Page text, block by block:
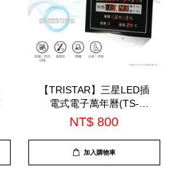
【TRISTAR】三星LED插
電式電子萬年曆(TS-
A2619)-7月中到貨
NT$ 800
加入購物車